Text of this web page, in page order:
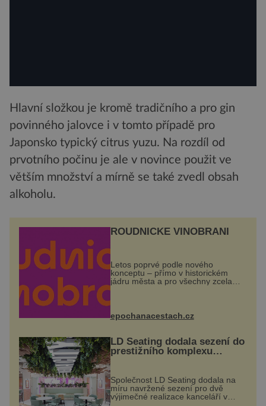
Hlavní složkou je kromě tradičního a pro gin
povinného jalovce i v tomto případě pro
Japonsko typický citrus yuzu. Na rozdíl od
prvotního počinu je ale v novince použit ve
větším množství a mírně se také zvedl obsah
alkoholu.
ROUDNICKÉ VINOBRANÍ
Letos poprvé podle nového
konceptu – přímo v historickém
jádru města a pro všechny zcela
zdarma. Hlavní program se
náměstí. Návštěvníci se mohou těšit
na víno, burčák, pes...
epochanacestach.cz
LD Seating dodala sezení do
prestižního komplexu
MediaCityUK v Salfordu
Společnost LD Seating dodala na
míru navržené sezení pro dvě
výjimečné realizace kanceláří v